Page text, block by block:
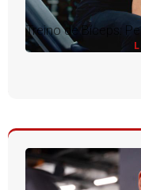
Treino de Bíceps: